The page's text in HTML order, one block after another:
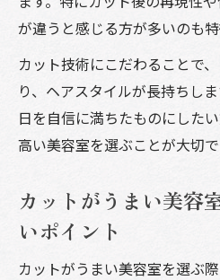
が違うと感じる方が多いのも特
カット技術にこだわることで
り、ヘアスタイルが長持ちし
日を自信に満ちたものにした
高い美容室を選ぶことが大切で
カットがうまい美容
いポイント
カットがうまい美容室を選ぶ